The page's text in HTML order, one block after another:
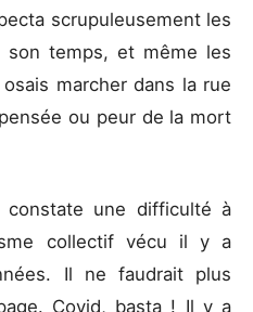
scrupuleusement les
son temps, et même les
marcher dans la rue
ou peur de la mort
une difficulté à
collectif vécu il y a
Il ne faudrait plus
Covid, basta ! Il y a